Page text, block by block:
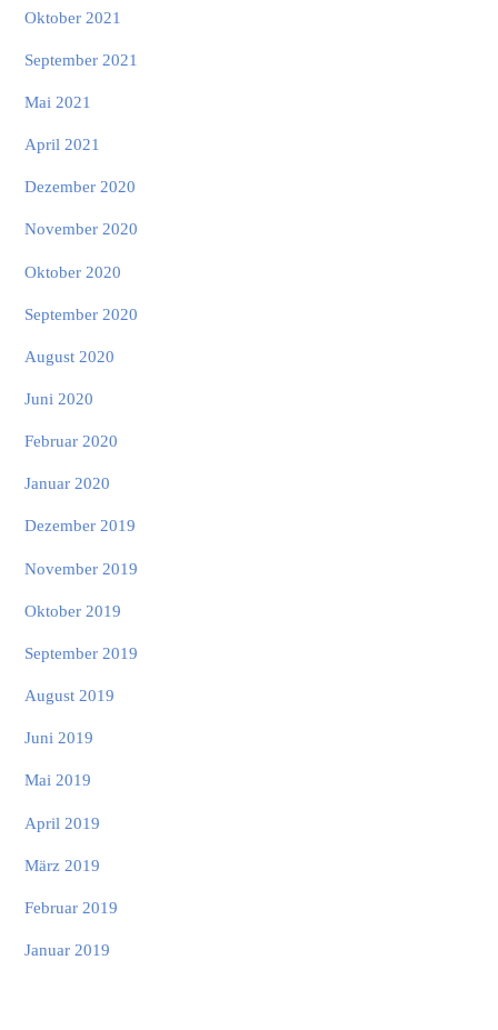
Oktober 2021
September 2021
Mai 2021
April 2021
Dezember 2020
November 2020
Oktober 2020
September 2020
August 2020
Juni 2020
Februar 2020
Januar 2020
Dezember 2019
November 2019
Oktober 2019
September 2019
August 2019
Juni 2019
Mai 2019
April 2019
März 2019
Februar 2019
Januar 2019